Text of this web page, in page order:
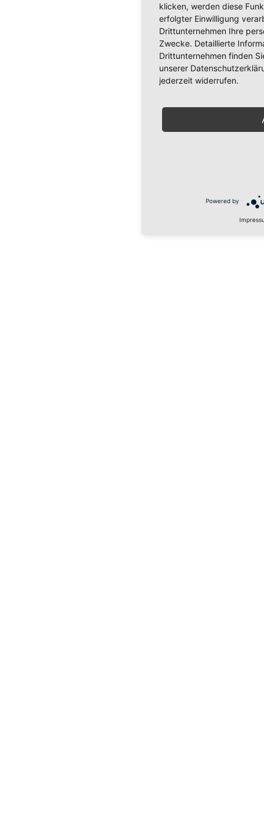
klicken, werden diese
erfolgter Einwilligung
Drittunternehmen Ihre
Zwecke. Detaillierte
Drittunternehmen finden
unserer
jederzeit widerrufen.
Powered by